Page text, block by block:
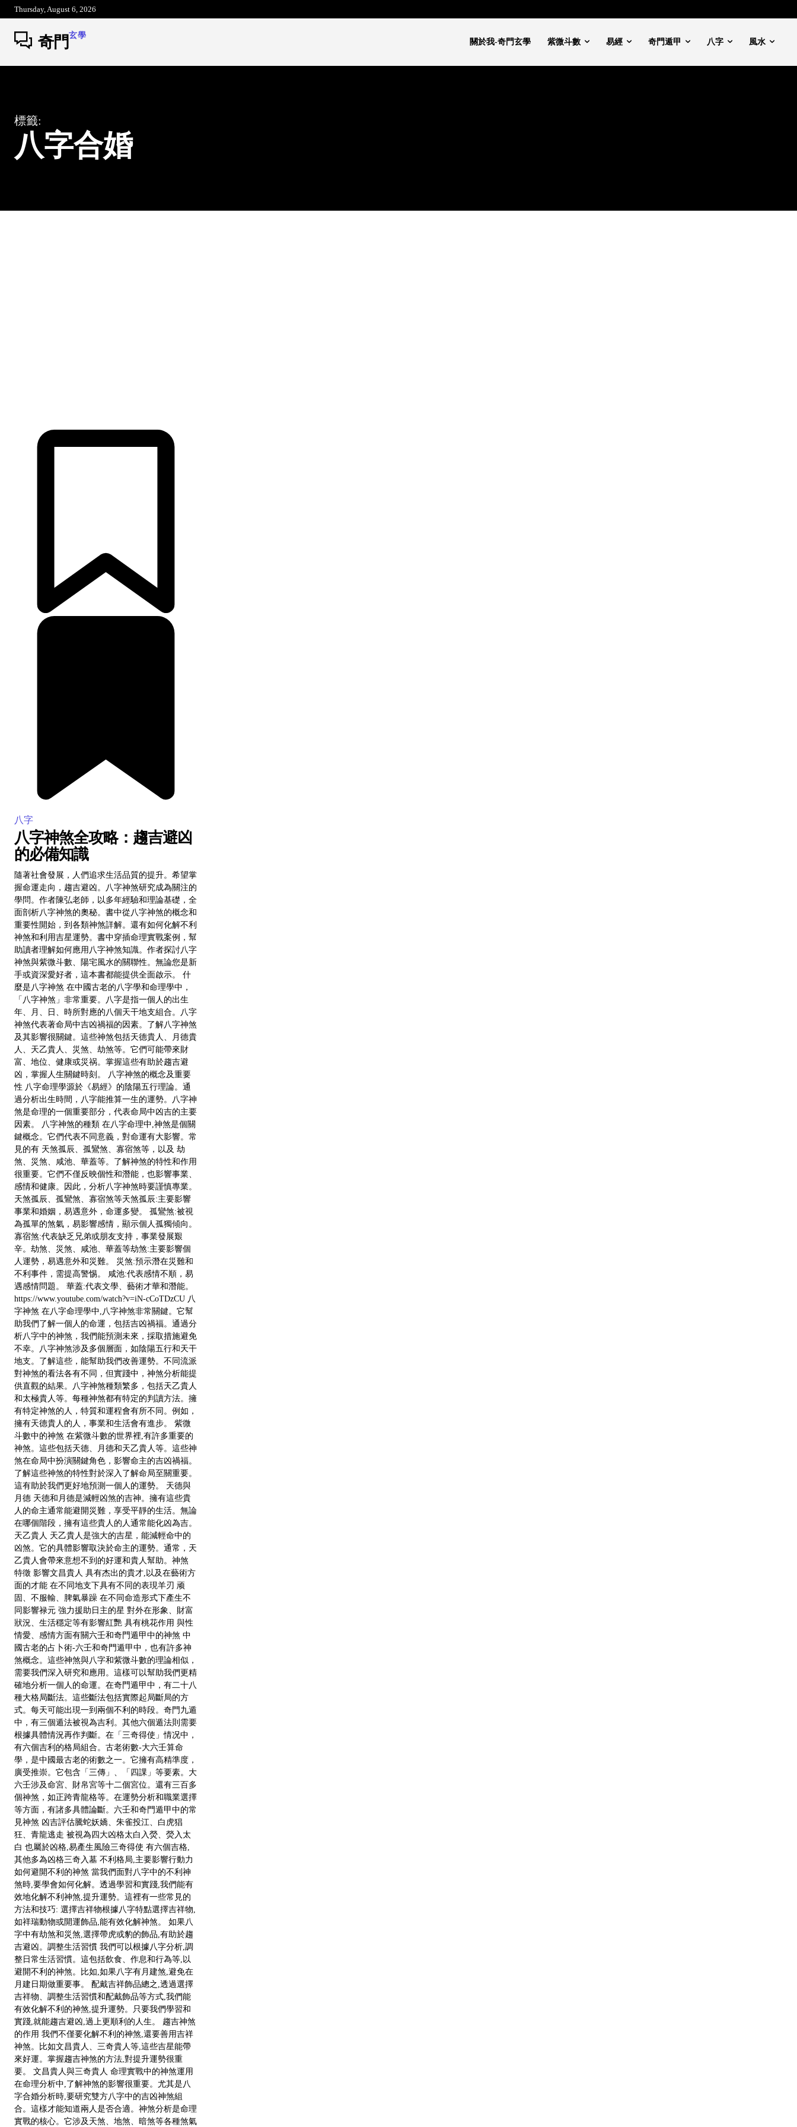
Thursday, August 6, 2026
奇門 玄學
關於我-奇門玄學 紫微斗數 易經 奇門遁甲 八字 風水
標籤:
八字合婚
八字
八字神煞全攻略：趨吉避凶
的必備知識
隨著社會發展，人們追求生活品質的提升。希望掌
握命運走向，趨吉避凶。八字神煞研究成為關注的
學問。作者陳弘老師，以多年經驗和理論基礎，全
面剖析八字神煞的奧秘。書中從八字神煞的概念和
重要性開始，到各類神煞詳解。還有如何化解不利
神煞和利用吉星運勢。書中穿插命理實戰案例，幫
助讀者理解如何應用八字神煞知識。作者探討八字
神煞與紫微斗數、陽宅風水的關聯性。無論您是新
手或資深愛好者，這本書都能提供全面啟示。 什
麼是八字神煞 在中國古老的八字學和命理學中，
「八字神煞」非常重要。八字是指一個人的出生
年、月、日、時所對應的八個天干地支組合。八字
神煞代表著命局中吉凶禍福的因素。了解八字神煞
及其影響很關鍵。這些神煞包括天德貴人、月德貴
人、天乙貴人、災煞、劫煞等。它們可能帶來財
富、地位、健康或災祸。掌握這些有助於趨吉避
凶，掌握人生關鍵時刻。 八字神煞的概念及重要
性 八字命理學源於《易經》的陰陽五行理論。通
過分析出生時間，八字能推算一生的運勢。八字神
煞是命理的一個重要部分，代表命局中凶吉的主要
因素。 八字神煞的種類 在八字命理中,神煞是個關
鍵概念。它們代表不同意義，對命運有大影響。常
見的有 天煞孤辰、孤鸞煞、寡宿煞等，以及 劫
煞、災煞、咸池、華蓋等。了解神煞的特性和作用
很重要。它們不僅反映個性和潛能，也影響事業、
感情和健康。因此，分析八字神煞時要謹慎專業。
天煞孤辰、孤鸞煞、寡宿煞等天煞孤辰:主要影響
事業和婚姻，易遇意外，命運多變。 孤鸞煞:被視
為孤單的煞氣，易影響感情，顯示個人孤獨傾向。
寡宿煞:代表缺乏兄弟或朋友支持，事業發展艱
辛。劫煞、災煞、咸池、華蓋等劫煞:主要影響個
人運勢，易遇意外和災難。 災煞:預示潛在災難和
不利事件，需提高警惕。 咸池:代表感情不順，易
遇感情問題。 華蓋:代表文學、藝術才華和潛能。
https://www.youtube.com/watch?v=iN-cCoTDzCU 八
字神煞 在八字命理學中,八字神煞非常關鍵。它幫
助我們了解一個人的命運，包括吉凶禍福。通過分
析八字中的神煞，我們能預測未來，採取措施避免
不幸。八字神煞涉及多個層面，如陰陽五行和天干
地支。了解這些，能幫助我們改善運勢。不同流派
對神煞的看法各有不同，但實踐中，神煞分析能提
供直觀的結果。八字神煞種類繁多，包括天乙貴人
和太極貴人等。每種神煞都有特定的判讀方法。擁
有特定神煞的人，特質和運程會有所不同。例如，
擁有天德貴人的人，事業和生活會有進步。 紫微
斗數中的神煞 在紫微斗數的世界裡,有許多重要的
神煞。這些包括天德、月德和天乙貴人等。這些神
煞在命局中扮演關鍵角色，影響命主的吉凶禍福。
了解這些神煞的特性對於深入了解命局至關重要。
這有助於我們更好地預測一個人的運勢。 天德與
月德 天德和月德是減輕凶煞的吉神。擁有這些貴
人的命主通常能避開災難，享受平靜的生活。無論
在哪個階段，擁有這些貴人的人通常能化凶為吉。
天乙貴人 天乙貴人是強大的吉星，能減輕命中的
凶煞。它的具體影響取決於命主的運勢。通常，天
乙貴人會帶來意想不到的好運和貴人幫助。神煞
特徵 影響文昌貴人 具有杰出的貴才,以及在藝術方
面的才能 在不同地支下具有不同的表現羊刃 顽
固、不服輸、脾氣暴躁 在不同命造形式下產生不
同影響禄元 強力援助日主的星 對外在形象、財富
狀況、生活穩定等有影響紅艷 具有桃花作用 與性
情愛、感情方面有關六壬和奇門遁甲中的神煞 中
國古老的占卜術-六壬和奇門遁甲中，也有許多神
煞概念。這些神煞與八字和紫微斗數的理論相似，
需要我們深入研究和應用。這樣可以幫助我們更精
確地分析一個人的命運。在奇門遁甲中，有二十八
種大格局斷法。這些斷法包括實際起局斷局的方
式。每天可能出現一到兩個不利的時段。奇門九遁
中，有三個遁法被視為吉利。其他六個遁法則需要
根據具體情況再作判斷。在「三奇得使」情况中，
有六個吉利的格局組合。古老術數-大六壬算命
學，是中國最古老的術數之一。它擁有高精準度，
廣受推崇。它包含「三傳」、「四課」等要素。大
六壬涉及命宮、財帛宮等十二個宮位。還有三百多
個神煞，如正跨青龍格等。在運勢分析和職業選擇
等方面，有諸多具體論斷。六壬和奇門遁甲中的常
見神煞 凶吉評估騰蛇妖嬌、朱雀投江、白虎猖
狂、青龍逃走 被視為四大凶格太白入熒、熒入太
白 也屬於凶格,易產生風險三奇得使 有六個吉格,
其他多為凶格三奇入墓 不利格局,主要影響行動力
如何避開不利的神煞 當我們面對八字中的不利神
煞時,要學會如何化解。透過學習和實踐,我們能有
效地化解不利神煞,提升運勢。這裡有一些常見的
方法和技巧: 選擇吉祥物根據八字特點選擇吉祥物,
如祥瑞動物或開運飾品,能有效化解神煞。 如果八
字中有劫煞和災煞,選擇帶虎或豹的飾品,有助於趨
吉避凶。調整生活習慣 我們可以根據八字分析,調
整日常生活習慣。這包括飲食、作息和行為等,以
避開不利的神煞。比如,如果八字有月建煞,避免在
月建日期做重要事。 配戴吉祥飾品總之,透過選擇
吉祥物、調整生活習慣和配戴飾品等方式,我們能
有效化解不利的神煞,提升運勢。只要我們學習和
實踐,就能趨吉避凶,過上更順利的人生。 趨吉神煞
的作用 我們不僅要化解不利的神煞,還要善用吉祥
神煞。比如文昌貴人、三奇貴人等,這些吉星能帶
來好運。掌握趨吉神煞的方法,對提升運勢很重
要。 文昌貴人與三奇貴人 命理實戰中的神煞運用
在命理分析中,了解神煞的影響很重要。尤其是八
字合婚分析時,要研究雙方八字中的吉凶神煞組
合。這樣才能知道兩人是否合適。神煞分析是命理
實戰的核心。它涉及天煞、地煞、暗煞等各種煞氣